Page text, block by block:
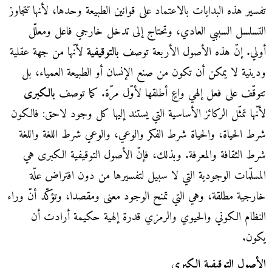
تفسير هذه البدايات بالاعتماد على قوانين الطبيعة وحدها، لأنها تتجاوز
التسلسل السببي العادي، وتحتاج إلى تدخل خارجي فاعل ومعلّل
أولي. إنّ هذه الأصول الأربعة توصف بالتوقيفيةلأنّها من جهة عقلية
ودينية لا يمكن أن تكون من صنع الإنسان أو الطبيعة العمياء، بل
تتوقّف على فعل إلهي واعٍ أطلقها لأوّل مرّة. كما توصف بالكبرى
لأنّها تمثّل الركائز الأساسية التي يستند إليها كل وجود لاحق: فالكون
شرط الحياة، والحياة شرط الفكر والوعي، والوعي شرط اللغة واللغة
شرط الثقافة والمعرفة. وبذلك، فإنّ الأصول التوقيفية الكبرى هي
المسلّمات الوجودية التي لا سبيل لتفسيرها من دون افتراض علّة
خارجية مطلقة، وهي التي تمنح الوجود معنى ومقصدا، وتؤكّد أنّ وراء
النظام الكوني والحيوي والرمزي قدرة إلهية حكيمة أرادت أن
يكون.